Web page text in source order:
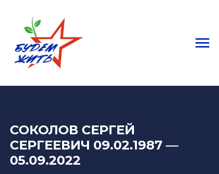
СОКОЛОВ СЕРГЕЙ
СЕРГЕЕВИЧ 09.02.1987 —
05.09.2022